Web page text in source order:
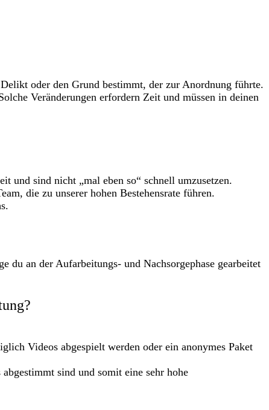
oder den Grund bestimmt, der zur Anordnung führte.
Veränderungen erfordern Zeit und müssen in deinen
und sind nicht „mal eben so“ schnell umzusetzen.
die zu unserer hohen Bestehensrate führen.
du an der Aufarbeitungs- und Nachsorgephase gearbeitet
Videos abgespielt werden oder ein anonymes Paket
sind und somit eine sehr hohe